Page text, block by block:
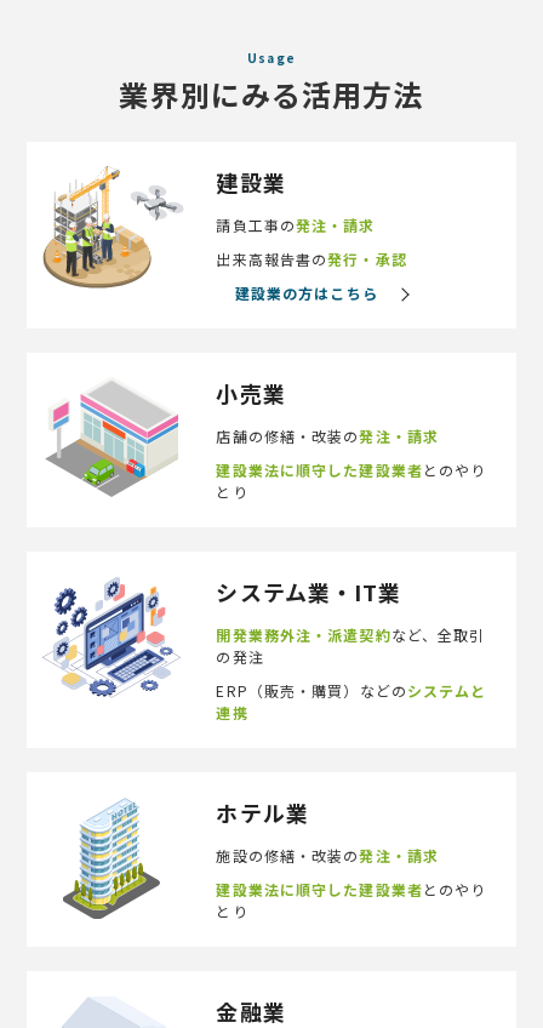
Usage
業界別にみる活用方法
建設業
請負工事の発注・請求
出来高報告書の発行・承認
建設業の方はこちら
小売業
店舗の修繕・改装の発注・請求
建設業法に順守した建設業者とのやり
とり
システム業・IT業
開発業務外注・派遣契約など、全取引
の発注
ERP（販売・購買）などのシステムと
連携
ホテル業
施設の修繕・改装の発注・請求
建設業法に順守した建設業者とのやり
とり
金融業